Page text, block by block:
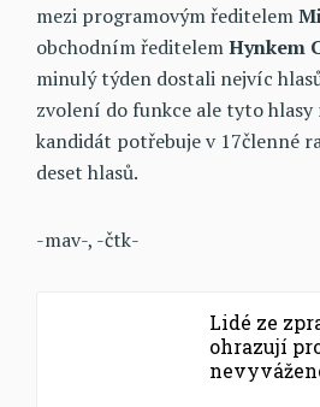
mezi programovým ředitelem
obchodním ředitelemHynkem
minulý týden dostali nejvíc
zvolení do funkce ale tyto hlasy
kandidát potřebuje v 17členné
deset hlasů.
-mav-, -čtk-
Lidé ze
ohrazují